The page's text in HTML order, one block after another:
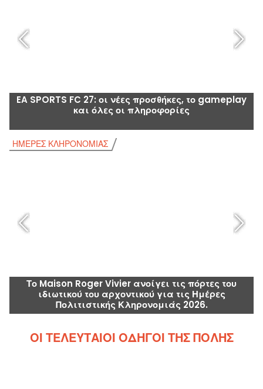
EA SPORTS FC 27: οι νέες προσθήκες, το gameplay
και όλες οι πληροφορίες
Το Maison Roger Vivier ανοίγει τις πόρτες του
ιδιωτικού του αρχοντικού για τις Ημέρες
Πολιτιστικής Κληρονομιάς 2026.
ΗΜΈΡΕΣ ΚΛΗΡΟΝΟΜΙΆΣ
ΟΙ ΤΕΛΕΥΤΑΊΟΙ ΟΔΗΓΟΊ ΤΗΣ ΠΌΛΗΣ